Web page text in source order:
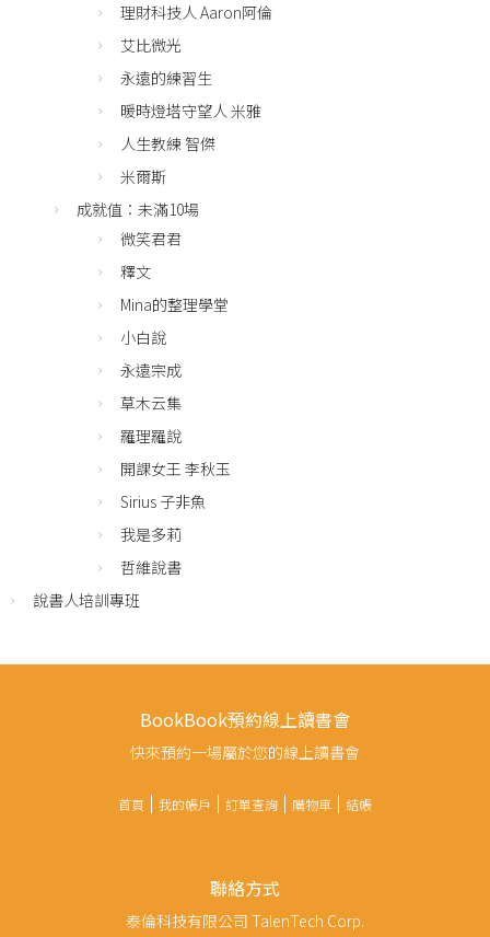
理財科技人 Aaron阿倫
艾比微光
永遠的練習生
暖時燈塔守望人 米雅
人生教練 智傑
米爾斯
成就值：未滿10場
微笑君君
釋文
Mina的整理學堂
小白說
永遠宗成
草木云集
羅理羅說
開課女王 李秋玉
Sirius 子非魚
我是多莉
哲維說書
說書人培訓專班
BookBook預約線上讀書會
快來預約一場屬於您的線上讀書會
首頁 我的帳戶 訂單查詢 購物車 結帳
聯絡方式
泰倫科技有限公司 TalenTech Corp.